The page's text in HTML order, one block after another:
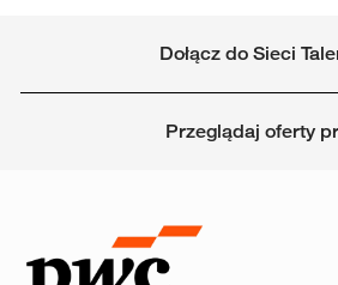
Dołącz do Sieci
Przeglądaj oferty